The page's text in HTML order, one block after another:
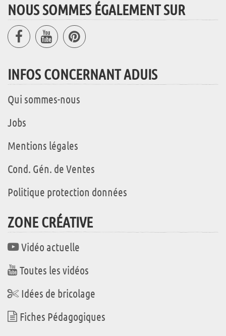
NOUS SOMMES ÉGALEMENT SUR
INFOS CONCERNANT ADUIS
Qui sommes-nous
Jobs
Mentions légales
Cond. Gén. de Ventes
Politique protection données
ZONE CRÉATIVE
Vidéo actuelle
Toutes les vidéos
Idées de bricolage
Fiches Pédagogiques